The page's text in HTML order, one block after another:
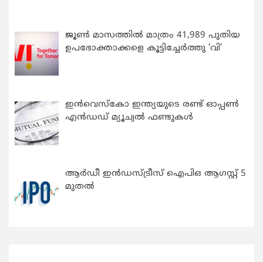
ജൂൺ മാസത്തിൽ മാത്രം 41,989 പുതിയ
ഉപഭോക്താക്കളെ കൂട്ടിച്ചേർത്തു ‘വി’
ഇന്‍വെസ്കോ ഇന്ത്യയുടെ രണ്ട് ഓപ്പണ്‍
എന്‍ഡഡ് മ്യൂച്വല്‍ ഫണ്ടുകള്‍
ആർഡീ ഇൻഡസ്ട്രീസ് ഐപിഒ ആഗസ്റ്റ് 5
മുതൽ